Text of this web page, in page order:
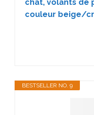
chat, volants de
couleur beige/
BESTSELLER NO. 9